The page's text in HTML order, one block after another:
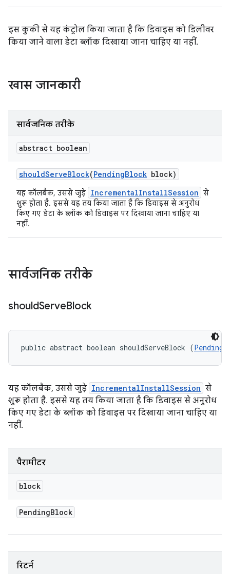
इस कुकी से यह कंट्रोल किया जाता है कि डिवाइस को डिलीवर
किया जाने वाला डेटा ब्लॉक दिखाया जाना चाहिए या नहीं.
खास जानकारी
सार्वजनिक तरीके
abstract boolean
shouldServeBlock(PendingBlock block)
यह कॉलबैक, उससे जुड़े IncrementalInstallSession से
शुरू होता है. इससे यह तय किया जाता है कि डिवाइस से अनुरोध
किए गए डेटा के ब्लॉक को डिवाइस पर दिखाया जाना चाहिए या
नहीं.
सार्वजनिक तरीके
shouldServeBlock
public abstract boolean shouldServeBlock (
यह कॉलबैक, उससे जुड़े IncrementalInstallSession से
शुरू होता है. इससे यह तय किया जाता है कि डिवाइस से अनुरोध
किए गए डेटा के ब्लॉक को डिवाइस पर दिखाया जाना चाहिए या
नहीं.
पैरामीटर
block
PendingBlock
रिटर्न